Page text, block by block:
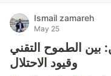
Ismail zamareh
May 25
بين الطموح التقني
وقيود الاحتلال